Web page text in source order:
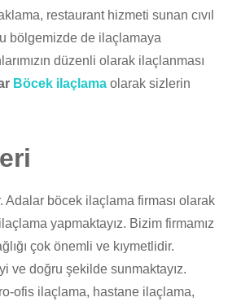
restaurant hizmeti sunan cıvıl
bu bölgemizde de ilaçlamaya
düzenli olarak ilaçlanması
Böcek ilaçlama olarak sizlerin
Adalar böcek ilaçlama firması olarak
yapmaktayız. Bizim firmamız
çok önemli ve kıymetlidir.
ve doğru şekilde sunmaktayız.
ofis ilaçlama, hastane ilaçlama,